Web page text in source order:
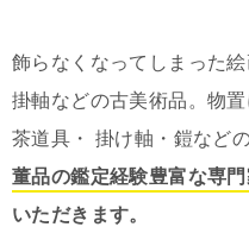
飾らなくなってしまった
掛軸などの古美術品。物
茶道具・ 掛け軸・鎧など
董品の鑑定経験豊富な専
いただきます。